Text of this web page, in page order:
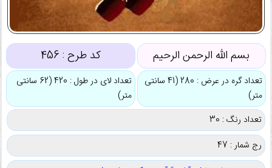
بسم الله الرحمن الرحیم کد طرح : 456
تعداد گره در عرض : 280 (41 سانتی
متر)
تعداد لای در طول : 420 (62 سانتی
متر)
تعداد رنگ : 30
رج شمار : 47